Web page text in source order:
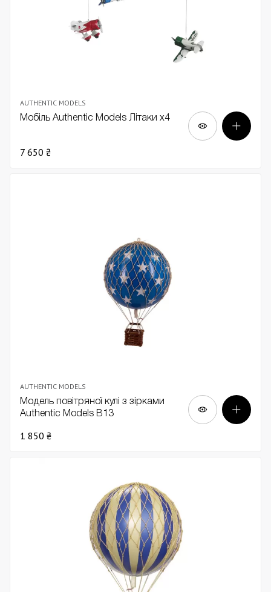
AUTHENTIC MODELS
Мобіль Authentic Models Літаки х4
7 650 ₴
AUTHENTIC MODELS
Модель повітряної кулі з зірками
Authentic Models В13
1 850 ₴